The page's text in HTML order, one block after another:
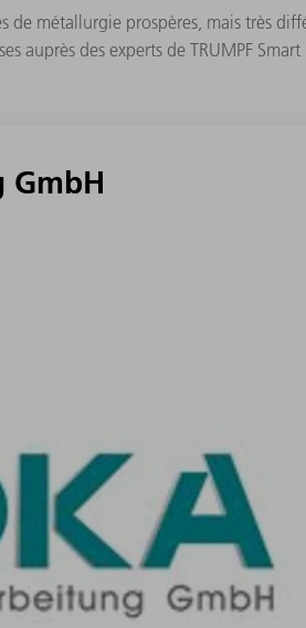
métallurgie prospères, mais très
auprès des experts de TRUMPF